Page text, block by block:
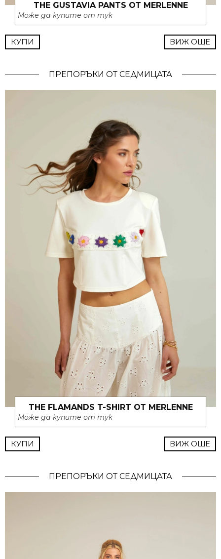
THE GUSTAVIA PANTS ОТ MERLENNE
Може да купите от тук
КУПИ ВИЖ ОЩЕ
ПРЕПОРЪКИ ОТ СЕДМИЦАТА
THE FLAMANDS T-SHIRT ОТ MERLENNE
Може да купите от тук
КУПИ ВИЖ ОЩЕ
ПРЕПОРЪКИ ОТ СЕДМИЦАТА